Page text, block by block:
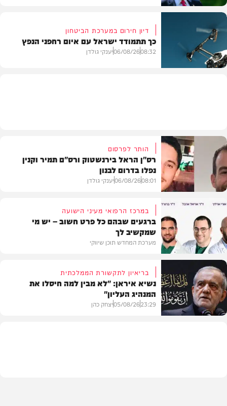
חדשות
דיון חירום במערכת הביטחון
כך תתמודד ישראל עם איום רחפני הנפץ
08:32
06/08/26יענקי גולדן
חדשות
הותר לפרסום
רס"ן הראל בירנשטוק ורס"ם תמיר וקנין
נפלו בדרום לבנון
08:01
06/08/26יענקי גולדן
תוכן שיווקי
במרכז הרפואי מעיני הישועה
ברגעים שבהם כל פרט חשוב – יש מי
שמקשיב לך
מערכת המחדש תוכן שיווקי
בריאיון לתקשורת הממלכתית
נשיא איראן: "לא מבין למה חיסלו את
המנהיג העליון"
23:29
05/08/26יצחק כהן